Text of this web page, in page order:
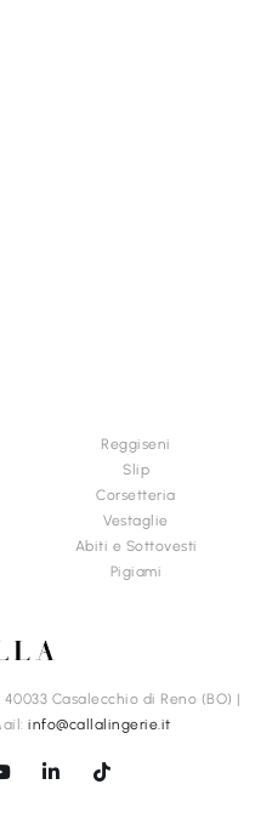
Reggiseni
Slip
Corsetteria
Vestaglie
Abiti e Sottovesti
Pigiami
40033 Casalecchio di Reno (BO) |
info@callalingerie.it